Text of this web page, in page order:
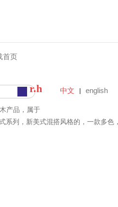
首页
中文 english
r.h
产品，属于
系列，新美式混搭风格的，一款多